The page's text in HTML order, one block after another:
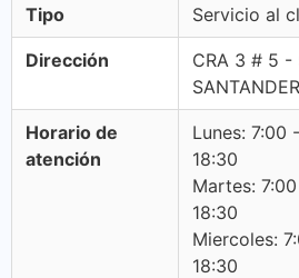
Tipo Servicio al
Dirección
CRA 3 # 5 -
SANTANDER
Horario de
atención
Lunes: 7:00
18:30
Martes:
18:30
Miercoles:
18:30